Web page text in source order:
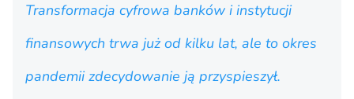
Transformacja cyfrowa banków i instytucji
finansowych trwa już od kilku lat, ale to okres
pandemii zdecydowanie ją przyspieszył.